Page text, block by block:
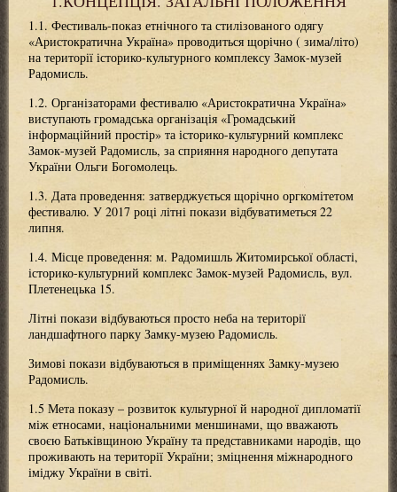
1.1. Фестиваль-показ етнічного та стилізованого одягу
«Аристократична Україна» проводиться щорічно ( зима/літо)
на території історико-культурного комплексу Замок-музей
Радомисль.
1.2. Організаторами фестивалю «Аристократична Україна»
виступають громадська організація «Громадський
інформаційний простір» та історико-культурний комплекс
Замок-музей Радомисль, за сприяння народного депутата
України Ольги Богомолець.
1.3. Дата проведення: затверджується щорічно оргкомітетом
фестивалю. У 2017 році літні покази відбуватиметься 22
липня.
1.4. Місце проведення: м. Радомишль Житомирської області,
історико-культурний комплекс Замок-музей Радомисль, вул.
Плетенецька 15.
Літні покази відбуваються просто неба на території
ландшафтного парку Замку-музею Радомисль.
Зимові покази відбуваються в приміщеннях Замку-музею
Радомисль.
1.5 Мета показу – розвиток культурної й народної дипломатії
між етносами, національними меншинами, що вважають
своєю Батьківщиною Україну та представниками народів, що
проживають на території України; зміцнення міжнародного
іміджу України в світі.